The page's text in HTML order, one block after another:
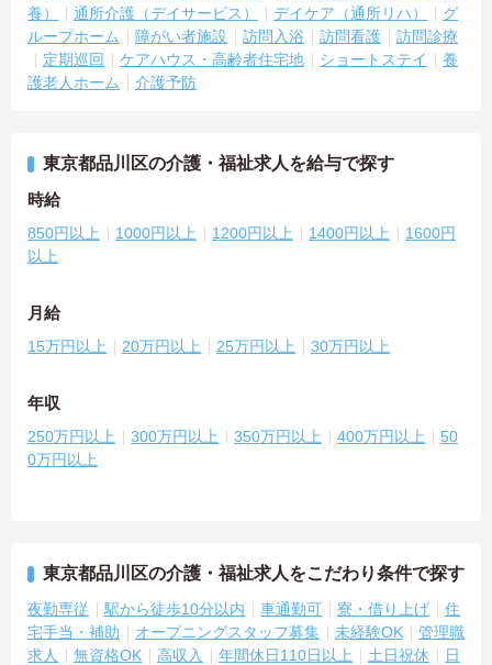
養）
通所介護（デイサービス） デイケア（通所リハ）
グ
ループホーム
障がい者施設 訪問入浴 訪問看護
訪問診療
定期巡回
ケアハウス・高齢者住宅地 ショートステイ
養
護老人ホーム
介護予防
東京都品川区の介護・福祉求人を給与で探す
時給
850円以上 1000円以上 1200円以上 1400円以上
1600円
以上
月給
15万円以上 20万円以上 25万円以上 30万円以上
年収
250万円以上 300万円以上 350万円以上 400万円以上
50
0万円以上
東京都品川区の介護・福祉求人をこだわり条件で探す
夜勤専従 駅から徒歩10分以内 車通勤可 寮・借り上げ
住
宅手当・補助
オープニングスタッフ募集 未経験OK
管理職
求人
無資格OK 高収入 年間休日110日以上 土日祝休
日